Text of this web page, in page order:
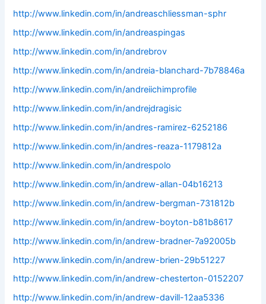
http://www.linkedin.com/in/andreaschliessman-sphr
http://www.linkedin.com/in/andreaspingas
http://www.linkedin.com/in/andrebrov
http://www.linkedin.com/in/andreia-blanchard-7b78846a
http://www.linkedin.com/in/andreiichimprofile
http://www.linkedin.com/in/andrejdragisic
http://www.linkedin.com/in/andres-ramirez-6252186
http://www.linkedin.com/in/andres-reaza-1179812a
http://www.linkedin.com/in/andrespolo
http://www.linkedin.com/in/andrew-allan-04b16213
http://www.linkedin.com/in/andrew-bergman-731812b
http://www.linkedin.com/in/andrew-boyton-b81b8617
http://www.linkedin.com/in/andrew-bradner-7a92005b
http://www.linkedin.com/in/andrew-brien-29b51227
http://www.linkedin.com/in/andrew-chesterton-0152207
http://www.linkedin.com/in/andrew-davill-12aa5336